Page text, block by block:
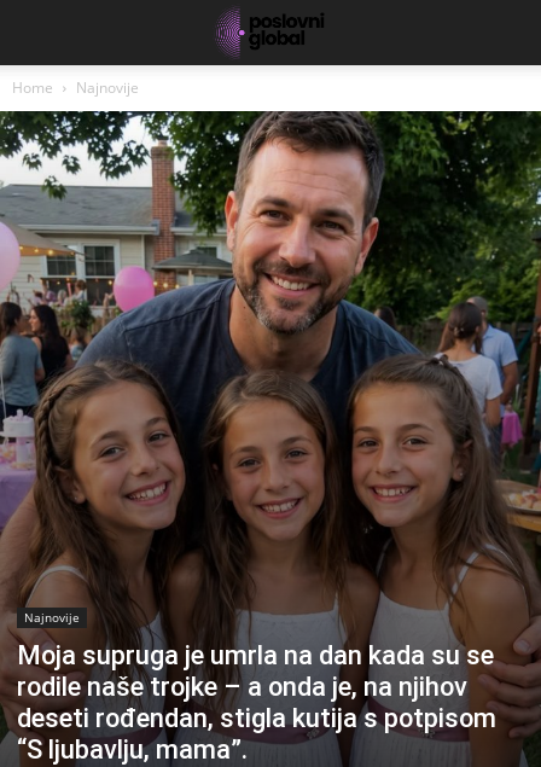
Home Najnovije
Najnovije
Moja supruga je umrla na dan kada su se
rodile naše trojke – a onda je, na njihov
deseti rođendan, stigla kutija s potpisom
“S ljubavlju, mama”.